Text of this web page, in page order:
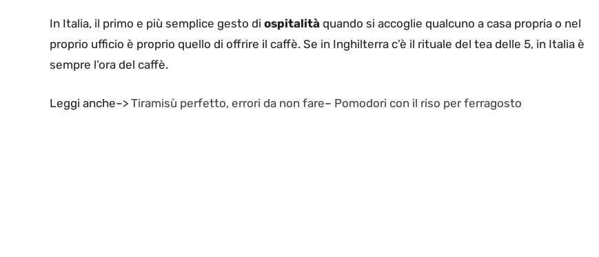
In Italia, il primo e più semplice gesto di ospitalità quando si accoglie qualcuno a casa propria o nel
proprio ufficio è proprio quello di offrire il caffè. Se in Inghilterra c’è il rituale del tea delle 5, in Italia è
sempre l’ora del caffè.
Leggi anche–> Tiramisù perfetto, errori da non fare– Pomodori con il riso per ferragosto